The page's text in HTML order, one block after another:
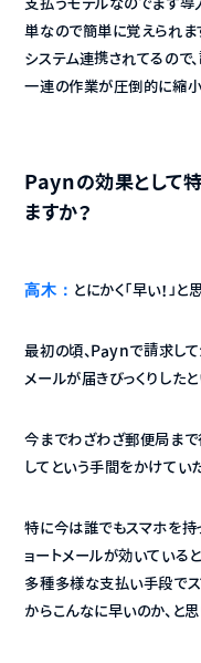
単なので簡単に覚えられま
システム連携されてるので
一連の作業が圧倒的に縮小
Paynの効果として
ますか？
高木： とにかく「早い！」
最初の頃、Paynで請求し
メールが届きびっくりした
今までわざわざ郵便局まで
してという手間をかけてい
特に今は誰でもスマホを持
ョートメールが効いている
多種多様な支払い手段でス
からこんなに早いのか、と思